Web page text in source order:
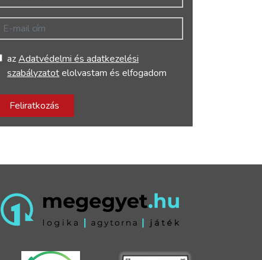
E-mail cím
azAdatvédelmi és adatkezelési
szabályzatotelolvastam és elfogadom
Feliratkozás